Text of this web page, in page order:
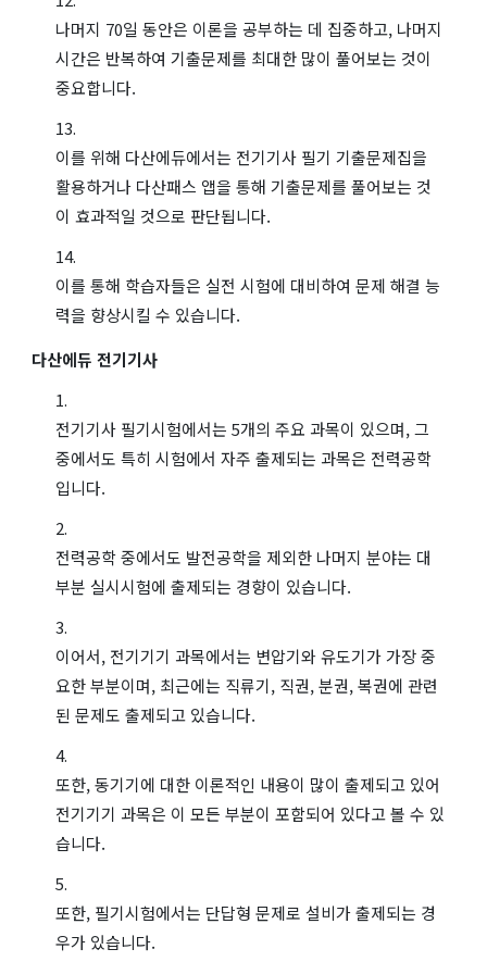
나머지 70일 동안은 이론을 공부하는 데 집중하고, 나머지
시간은 반복하여 기출문제를 최대한 많이 풀어보는 것이
중요합니다.
이를 위해 다산에듀에서는 전기기사 필기 기출문제집을
활용하거나 다산패스 앱을 통해 기출문제를 풀어보는 것
이 효과적일 것으로 판단됩니다.
이를 통해 학습자들은 실전 시험에 대비하여 문제 해결 능
력을 향상시킬 수 있습니다.
다산에듀 전기기사
전기기사 필기시험에서는 5개의 주요 과목이 있으며, 그
중에서도 특히 시험에서 자주 출제되는 과목은 전력공학
입니다.
전력공학 중에서도 발전공학을 제외한 나머지 분야는 대
부분 실시시험에 출제되는 경향이 있습니다.
이어서, 전기기기 과목에서는 변압기와 유도기가 가장 중
요한 부분이며, 최근에는 직류기, 직권, 분권, 복권에 관련
된 문제도 출제되고 있습니다.
또한, 동기기에 대한 이론적인 내용이 많이 출제되고 있어
전기기기 과목은 이 모든 부분이 포함되어 있다고 볼 수 있
습니다.
또한, 필기시험에서는 단답형 문제로 설비가 출제되는 경
우가 있습니다.